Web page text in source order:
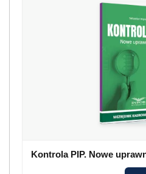
Kontrola PIP. Nowe